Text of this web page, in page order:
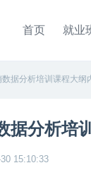
首页 就业
数据分析培训课程大纲
据分析培
15:10:33